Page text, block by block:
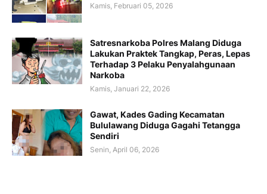
Kamis, Februari 05, 2026
Satresnarkoba Polres Malang Diduga
Lakukan Praktek Tangkap, Peras, Lepas
Terhadap 3 Pelaku Penyalahgunaan
Narkoba
Kamis, Januari 22, 2026
Gawat, Kades Gading Kecamatan
Bululawang Diduga Gagahi Tetangga
Sendiri
Senin, April 06, 2026